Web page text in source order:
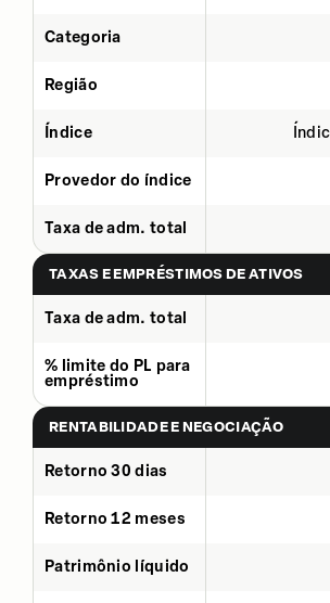
Categoria
Região
Índice
Provedor do índice
Taxa de adm. total
TAXAS E EMPRÉSTIMOS DE ATIVOS
Taxa de adm. total
% limite do PL para
empréstimo
RENTABILIDADE E NEGOCIAÇÃO
Retorno 30 dias
Retorno 12 meses
Patrimônio líquido